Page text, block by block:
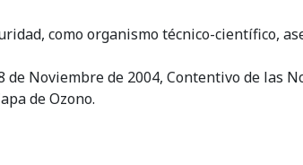
como organismo técnico-científico,
Noviembre de 2004, Contentivo de las
de Ozono.